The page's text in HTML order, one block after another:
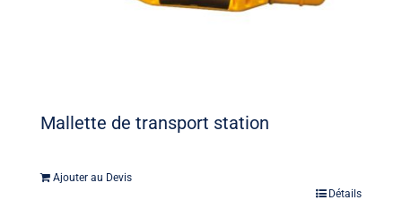
Mallette de transport station
Ajouter au Devis
Détails